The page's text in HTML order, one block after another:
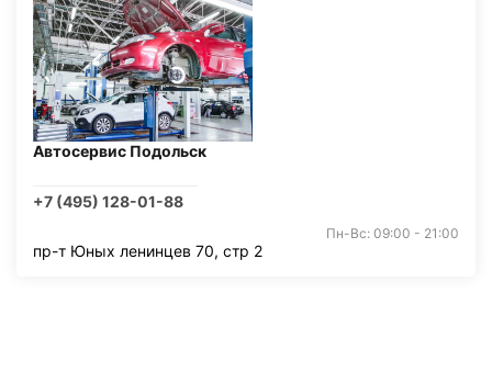
Автосервис Подольск
+7 (495) 128-01-88
Пн-Вс: 09:00 - 21:00
пр-т Юных ленинцев 70, стр 2